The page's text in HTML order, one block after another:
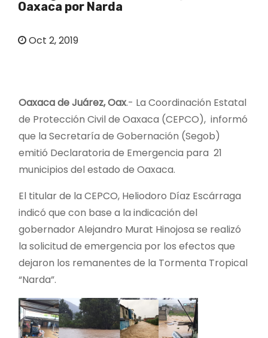
Oaxaca por Narda
Oct 2, 2019
Oaxaca de Juárez, Oax.- La Coordinación Estatal
de Protección Civil de Oaxaca (CEPCO), informó
que la Secretaría de Gobernación (Segob)
emitió Declaratoria de Emergencia para 21
municipios del estado de Oaxaca.
El titular de la CEPCO, Heliodoro Díaz Escárraga
indicó que con base a la indicación del
gobernador Alejandro Murat Hinojosa se realizó
la solicitud de emergencia por los efectos que
dejaron los remanentes de la Tormenta Tropical
“Narda”.